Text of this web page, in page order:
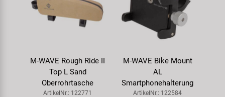
M-WAVE Rough Ride II
Top L Sand
Oberrohrtasche
ArtikelNr.: 122771
M-WAVE Bike Mount
AL
Smartphonehalterung
ArtikelNr.: 122584